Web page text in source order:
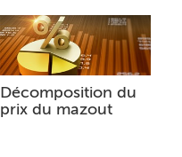
Décomposition du
prix du mazout